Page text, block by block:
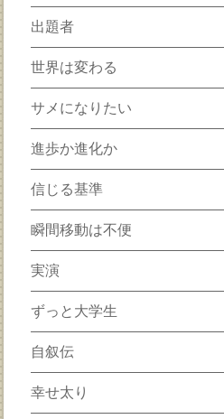
出題者
世界は変わる
サメになりたい
進歩か進化か
信じる基準
瞬間移動は不便
実演
ずっと大学生
自叙伝
幸せ太り